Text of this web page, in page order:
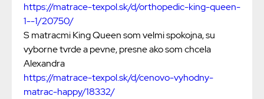
https://matrace-texpol.sk/d/orthopedic-king-queen-
1--1/20750/
S matracmi King Queen som velmi spokojna, su
vyborne tvrde a pevne, presne ako som chcela
Alexandra
https://matrace-texpol.sk/d/cenovo-vyhodny-
matrac-happy/18332/